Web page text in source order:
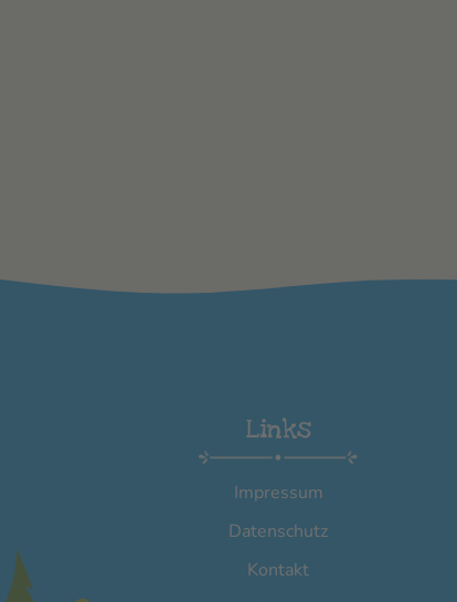
Links
Impressum
Datenschutz
Kontakt